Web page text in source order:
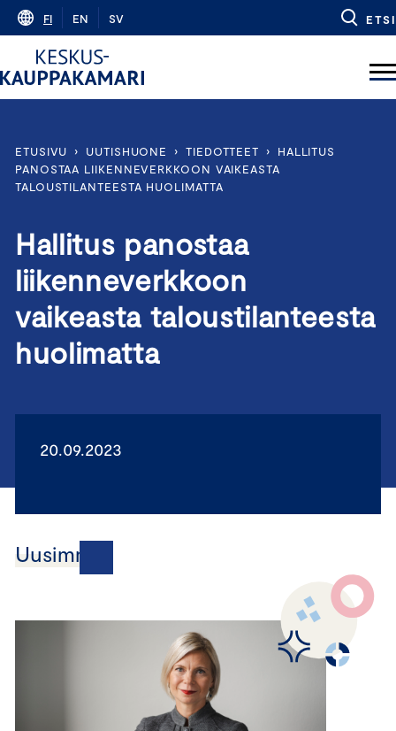
Skip
content
FI EN SV ETSI
ETUSIVU › UUTISHUONE › TIEDOTTEET ›
HALLITUS
PANOSTAA LIIKENNEVERKKOON VAIKEASTA
TALOUSTILANTEESTA HUOLIMATTA
Hallitus panostaa
liikenneverkkoon
vaikeasta taloustilanteesta
huolimatta
20.09.2023
Uusimmat